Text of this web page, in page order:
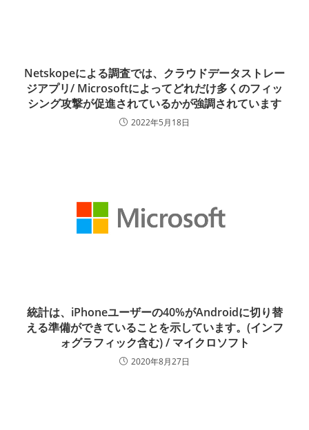
Netskopeによる調査では、クラウドデータストレー
ジアプリ/ Microsoftによってどれだけ多くのフィッ
シング攻撃が促進されているかが強調されています
2022年5月18日
統計は、iPhoneユーザーの40%がAndroidに切り替
える準備ができていることを示しています。(インフ
ォグラフィック含む) / マイクロソフト
2020年8月27日